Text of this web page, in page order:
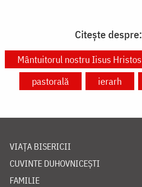
Citește despre:
Mântuitorul nostru Iisus Hristos
pastorală
ierarh
VIAȚA BISERICII
CUVINTE DUHOVNICEȘTI
FAMILIE